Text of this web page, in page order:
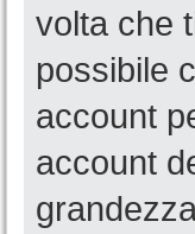
volta che
possibile
account
account